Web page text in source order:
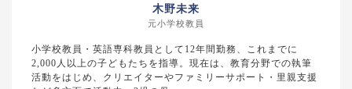
木野未来
元小学校教員
小学校教員・英語専科教員として12年間勤務、これまでに
2,000人以上の子どもたちを指導。現在は、教育分野での執筆
活動をはじめ、クリエイターやファミリーサポート・里親支援